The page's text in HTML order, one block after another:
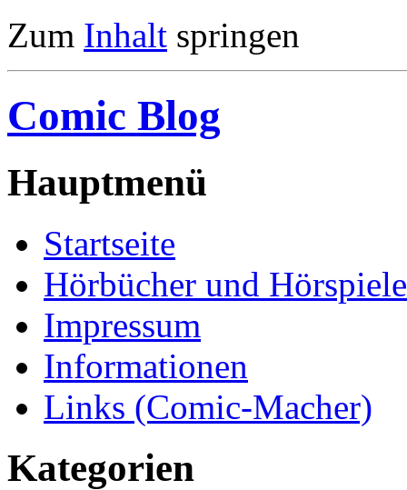
Zum Inhalt springen
Comic Blog
Hauptmenü
Startseite
Hörbücher und Hörspiele
Impressum
Informationen
Links (Comic-Macher)
Kategorien